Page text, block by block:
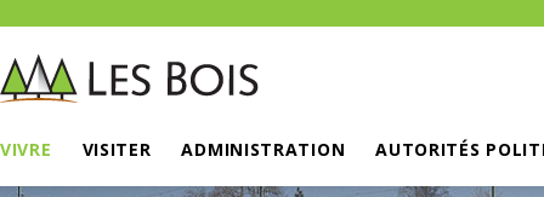
VIVRE VISITER ADMINISTRATION AUTORITÉS